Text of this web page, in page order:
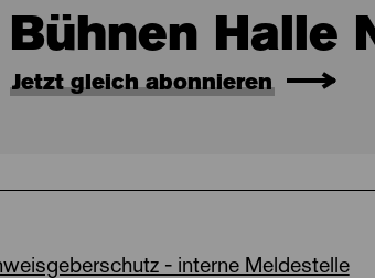
Bühnen Halle
Jetzt gleich abonnieren
- interne Meldestelle